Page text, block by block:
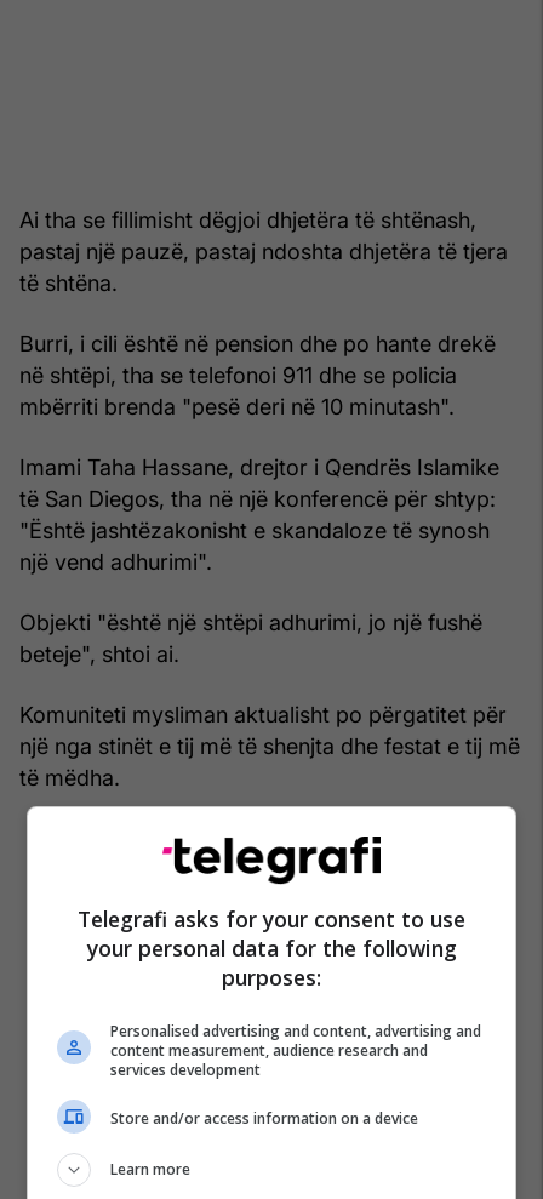
Ai tha se fillimisht dëgjoi dhjetëra të shtënash,
pastaj një pauzë, pastaj ndoshta dhjetëra të tjera
të shtëna.
Burri, i cili është në pension dhe po hante drekë
në shtëpi, tha se telefonoi 911 dhe se policia
mbërriti brenda "pesë deri në 10 minutash".
Imami Taha Hassane, drejtor i Qendrës Islamike
të San Diegos, tha në një konferencë për shtyp:
"Është jashtëzakonisht e skandaloze të synosh
një vend adhurimi".
Objekti "është një shtëpi adhurimi, jo një fushë
beteje", shtoi ai.
Komuniteti mysliman aktualisht po përgatitet për
një nga stinët e tij më të shenjta dhe festat e tij më
të mëdha.
Telegrafi asks for your consent to use
your personal data for the following
purposes:
Personalised advertising and content, advertising and
content measurement, audience research and
services development
Store and/or access information on a device
Learn more